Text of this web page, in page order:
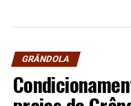
GRÂNDOLA